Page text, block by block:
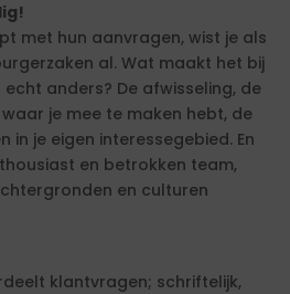
met hun aanvragen, wist je als
al. Wat maakt het bij
anders? De afwisseling, de
je mee te maken hebt, de
in je eigen interessegebied. En
en betrokken team,
en culturen
klantvragen; schriftelijk,